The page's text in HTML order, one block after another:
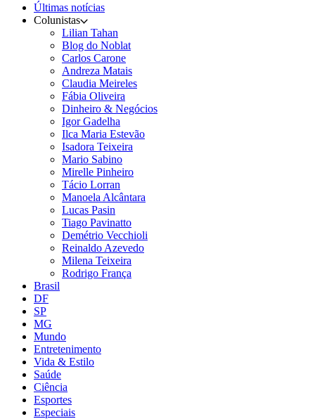
Últimas notícias
Colunistas
Lilian Tahan
Blog do Noblat
Carlos Carone
Andreza Matais
Claudia Meireles
Fábia Oliveira
Dinheiro & Negócios
Igor Gadelha
Ilca Maria Estevão
Isadora Teixeira
Mario Sabino
Mirelle Pinheiro
Tácio Lorran
Manoela Alcântara
Lucas Pasin
Tiago Pavinatto
Demétrio Vecchioli
Reinaldo Azevedo
Milena Teixeira
Rodrigo França
Brasil
DF
SP
MG
Mundo
Entretenimento
Vida & Estilo
Saúde
Ciência
Esportes
Especiais